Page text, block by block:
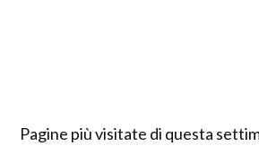
Pagine più visitate di questa